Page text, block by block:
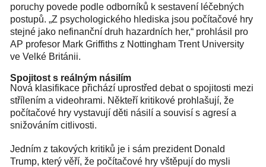
poruchy povede podle odborníků k sestavení léčebných
postupů. „Z psychologického hlediska jsou počítačové hry
stejné jako nefinanční druh hazardních her,“ prohlásil pro
AP profesor Mark Griffiths z Nottingham Trent University
ve Velké Británii.
Spojitost s reálným násilím
Nová klasifikace přichází uprostřed debat o spojitosti mezi
střílením a videohrami. Někteří kritikové prohlašují, že
počítačové hry vystavují děti násilí a souvisí s agresí a
snižováním citlivosti.
Jedním z takových kritiků je i sám prezident Donald
Trump, který věří, že počítačové hry vštěpují do mysli